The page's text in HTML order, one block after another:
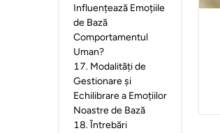
Influențează Emoțiile
de Bază
Comportamentul
Uman?
17. Modalități de
Gestionare și
Echilibrare a Emoțiilor
Noastre de Bază
18.Întrebări